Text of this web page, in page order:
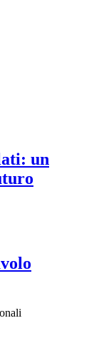
un